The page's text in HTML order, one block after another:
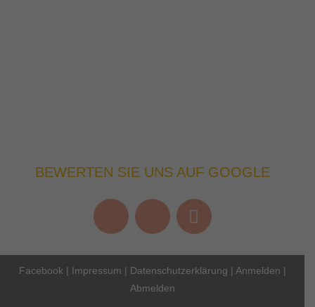
BEWERTEN SIE UNS AUF GOOGLE
Facebook | Impressum | Datenschutzerklärung | Anmelden |
Abmelden